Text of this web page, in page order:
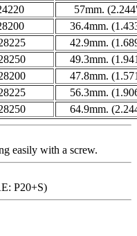
57mm.
36.4mm.
42.9mm.
49.3mm.
47.8mm.
56.3mm.
64.9mm.
easily with a screw.
P20+S)